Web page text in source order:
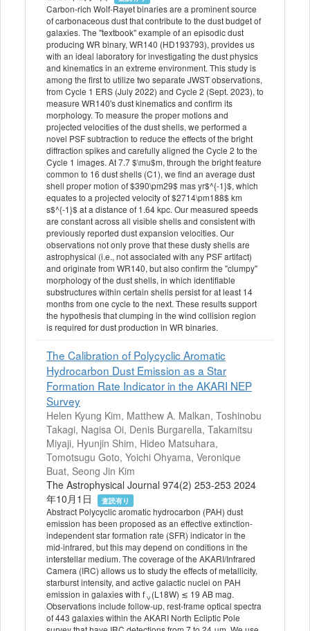
Carbon-rich Wolf-Rayet binaries are a prominent source
of carbonaceous dust that contribute to the dust budget of
galaxies. The "textbook" example of an episodic dust
producing WR binary, WR140 (HD193793), provides us
with an ideal laboratory for investigating the dust physics
and kinematics in an extreme environment. This study is
among the first to utilize two separate JWST observations,
from Cycle 1 ERS (July 2022) and Cycle 2 (Sept. 2023), to
measure WR140's dust kinematics and confirm its
morphology. To measure the proper motions and
projected velocities of the dust shells, we performed a
novel PSF subtraction to reduce the effects of the bright
diffraction spikes and carefully aligned the Cycle 2 to the
Cycle 1 images. At 7.7 $\mu$m, through the bright feature
common to 16 dust shells (C1), we find an average dust
shell proper motion of $390\pm29$ mas yr$^{-1}$, which
equates to a projected velocity of $2714\pm188$ km
s$^{-1}$ at a distance of 1.64 kpc. Our measured speeds
are constant across all visible shells and consistent with
previously reported dust expansion velocities. Our
observations not only prove that these dusty shells are
astrophysical (i.e., not associated with any PSF artifact)
and originate from WR140, but also confirm the "clumpy"
morphology of the dust shells, in which identifiable
substructures within certain shells persist for at least 14
months from one cycle to the next. These results support
the hypothesis that clumping in the wind collision region
is required for dust production in WR binaries.
The Calibration of Polycyclic Aromatic
Hydrocarbon Dust Emission as a Star
Formation Rate Indicator in the AKARI NEP
Survey
Helen Kyung Kim, Matthew A. Malkan, Toshinobu
Takagi, Nagisa Oi, Denis Burgarella, Takamitsu
Miyaji, Hyunjin Shim, Hideo Matsuhara,
Tomotsugu Goto, Yoichi Ohyama, Veronique
Buat, Seong Jin Kim
The Astrophysical Journal 974(2) 253-253 2024
年10月1日
査読有り
Abstract Polycyclic aromatic hydrocarbon (PAH) dust
emission has been proposed as an effective extinction-
independent star formation rate (SFR) indicator in the
mid-infrared, but this may depend on conditions in the
interstellar medium. The coverage of the AKARI/Infrared
Camera (IRC) allows us to study the effects of metallicity,
starburst intensity, and active galactic nuclei on PAH
emission in galaxies with f ν (L18W) ≲ 19 AB mag.
Observations include follow-up, rest-frame optical spectra
of 443 galaxies within the AKARI North Ecliptic Pole